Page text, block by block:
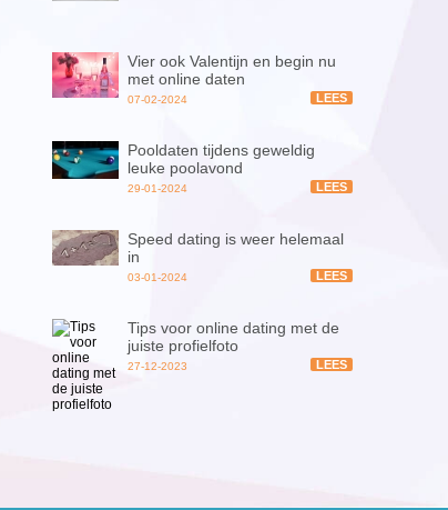
Vier ook Valentijn en begin nu
met online daten
07-02-2024 LEES
Pooldaten tijdens geweldig
leuke poolavond
29-01-2024 LEES
Speed dating is weer helemaal
in
03-01-2024 LEES
Tips voor online dating met de
juiste profielfoto
27-12-2023 LEES